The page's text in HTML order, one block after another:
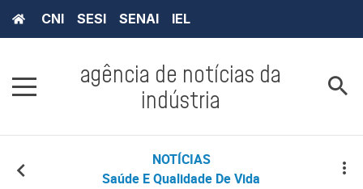
CNI SESI SENAI IEL
agência de notícias da
indústria
NOTÍCIAS
Saúde E Qualidade De Vida